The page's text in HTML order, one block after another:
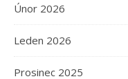
Únor 2026
Leden 2026
Prosinec 2025